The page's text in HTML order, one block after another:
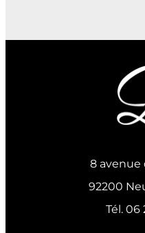
8 avenue
92200
Tél. 06